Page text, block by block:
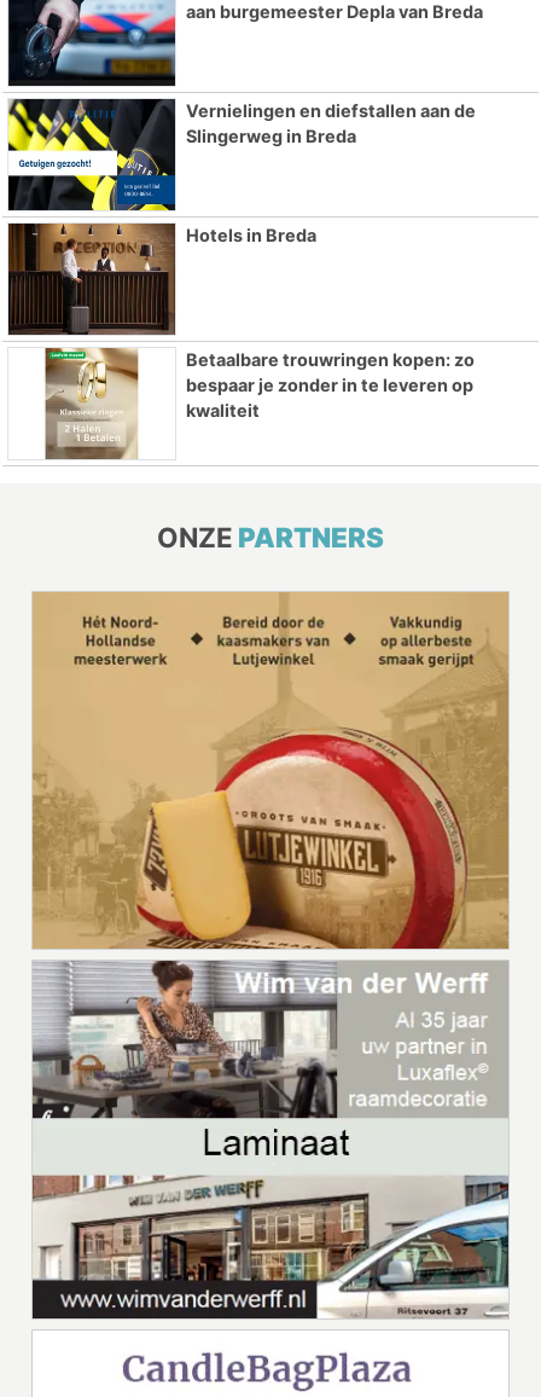
aan burgemeester Depla van Breda
Vernielingen en diefstallen aan de
Slingerweg in Breda
Hotels in Breda
Betaalbare trouwringen kopen: zo
bespaar je zonder in te leveren op
kwaliteit
ONZE PARTNERS